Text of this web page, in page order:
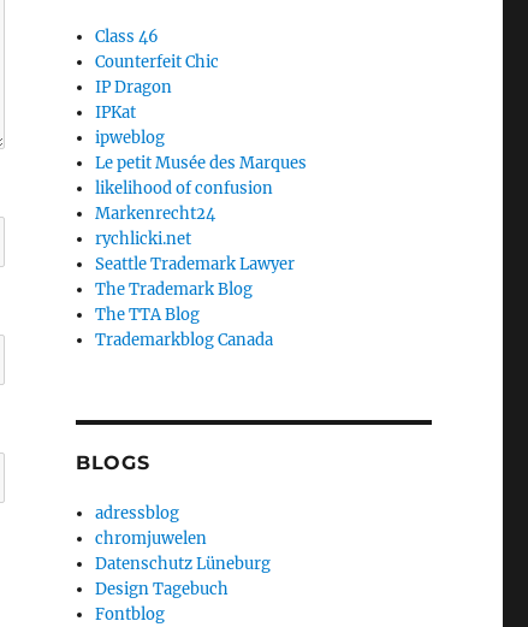
Class 46
Counterfeit Chic
IP Dragon
IPKat
ipweblog
Le petit Musée des Marques
likelihood of confusion
Markenrecht24
rychlicki.net
Seattle Trademark Lawyer
The Trademark Blog
The TTA Blog
Trademarkblog Canada
BLOGS
adressblog
chromjuwelen
Datenschutz Lüneburg
Design Tagebuch
Fontblog